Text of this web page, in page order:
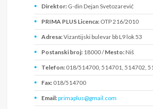
Direktor: G-din Dejan Svetozarević
PRIMA PLUS Licenca: OTP 216/2010
Adresa:Vizantijski bulevar bb L9 lok 53
Postanski broj: 18000 /Mesto: Niš
Telefon: 018/514700, 514701, 514702,
Fax: 018/514700
Email:primaplus@gmail.com